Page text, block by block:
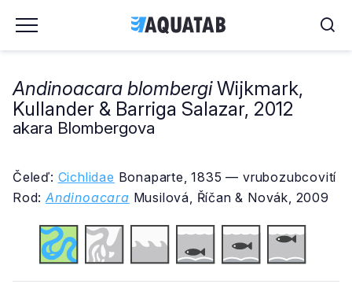
Andinoacara blombergiWijkmark,
Kullander & Barriga Salazar, 2012
akara Blombergova
Čeleď: Cichlidae Bonaparte, 1835 — vrubozubcovití
Rod: Andinoacara Musilová, Říčan & Novák, 2009